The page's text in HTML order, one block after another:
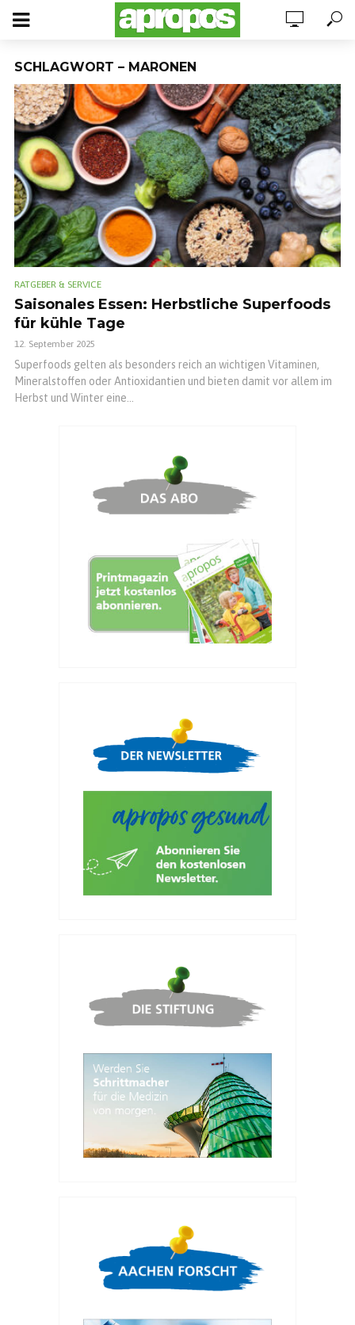
SCHLAGWORT – MARONEN
RATGEBER & SERVICE
Saisonales Essen: Herbstliche Superfoods
für kühle Tage
12. September 2025
Superfoods gelten als besonders reich an wichtigen Vitaminen,
Mineralstoffen oder Antioxidantien und bieten damit vor allem im
Herbst und Winter eine...